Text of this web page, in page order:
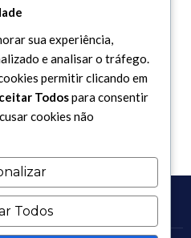
sua experiência,
e analisar o tráfego.
permitir clicando em
Todospara consentir
cookies não
Todos